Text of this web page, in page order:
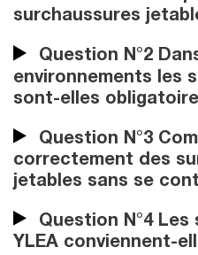
surchaussures
Question N°2
environnements les
sont-elles
Question N°3
correctement des
jetables sans se
Question N°4 Les
YLEA conviennent-